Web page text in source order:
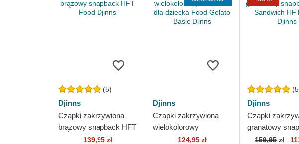
(5)
Djinns
Czapki zakrzywiona
brązowy snapback HFT
Food Djinns139,95 zł
Djinns
Czapki zakrzywiona
wielokolorowy
snapback dla dziecka
124,95 zł
Djinns
Czapki
granatowy
Club Sandwich
159,95zł